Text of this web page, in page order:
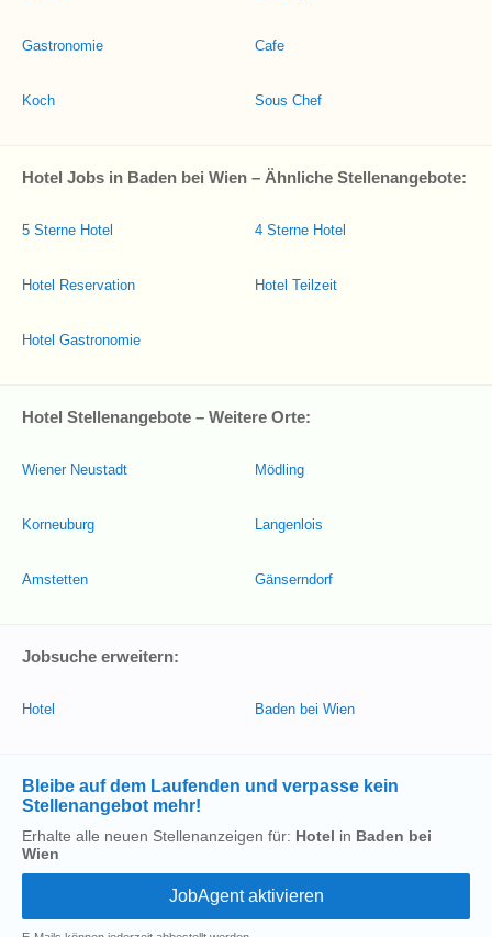
Gastronomie
Koch
Cafe
Sous Chef
Hotel Jobs in Baden bei Wien – Ähnliche Stellenangebote:
5 Sterne Hotel
Hotel Reservation
Hotel Gastronomie
4 Sterne Hotel
Hotel Teilzeit
Hotel Stellenangebote – Weitere Orte:
Wiener Neustadt
Korneuburg
Amstetten
Mödling
Langenlois
Gänserndorf
Jobsuche erweitern:
Hotel Baden bei Wien
Bleibe auf dem Laufenden und verpasse kein
Stellenangebot mehr!
Erhalte alle neuen Stellenanzeigen für: Hotel in Baden bei
Wien